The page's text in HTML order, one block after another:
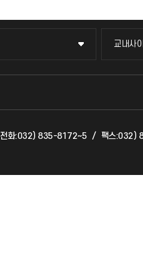
교내사
교내사
교수회
국제교
전화:032) 835-8172~5 / 팩스:032)